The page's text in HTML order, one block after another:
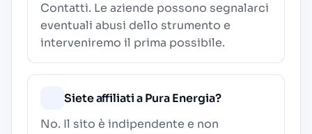
Contatti. Le aziende possono segnalarci
eventuali abusi dello strumento e
interveniremo il prima possibile.
Siete affiliati a Pura Energia?
No. Il sito è indipendente e non